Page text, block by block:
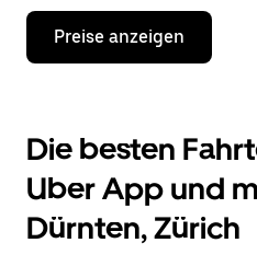
Drücke
Nach-
mit
dem
Kalender
zu
interagieren
und
Preise anzeigen
Die besten
Uber App und
Dürnten, Zürich